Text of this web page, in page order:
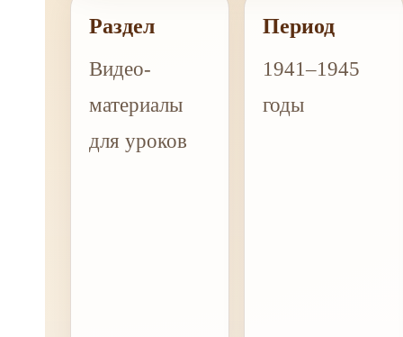
Раздел
Видео-
материалы
для уроков
Период
1941–1945
годы